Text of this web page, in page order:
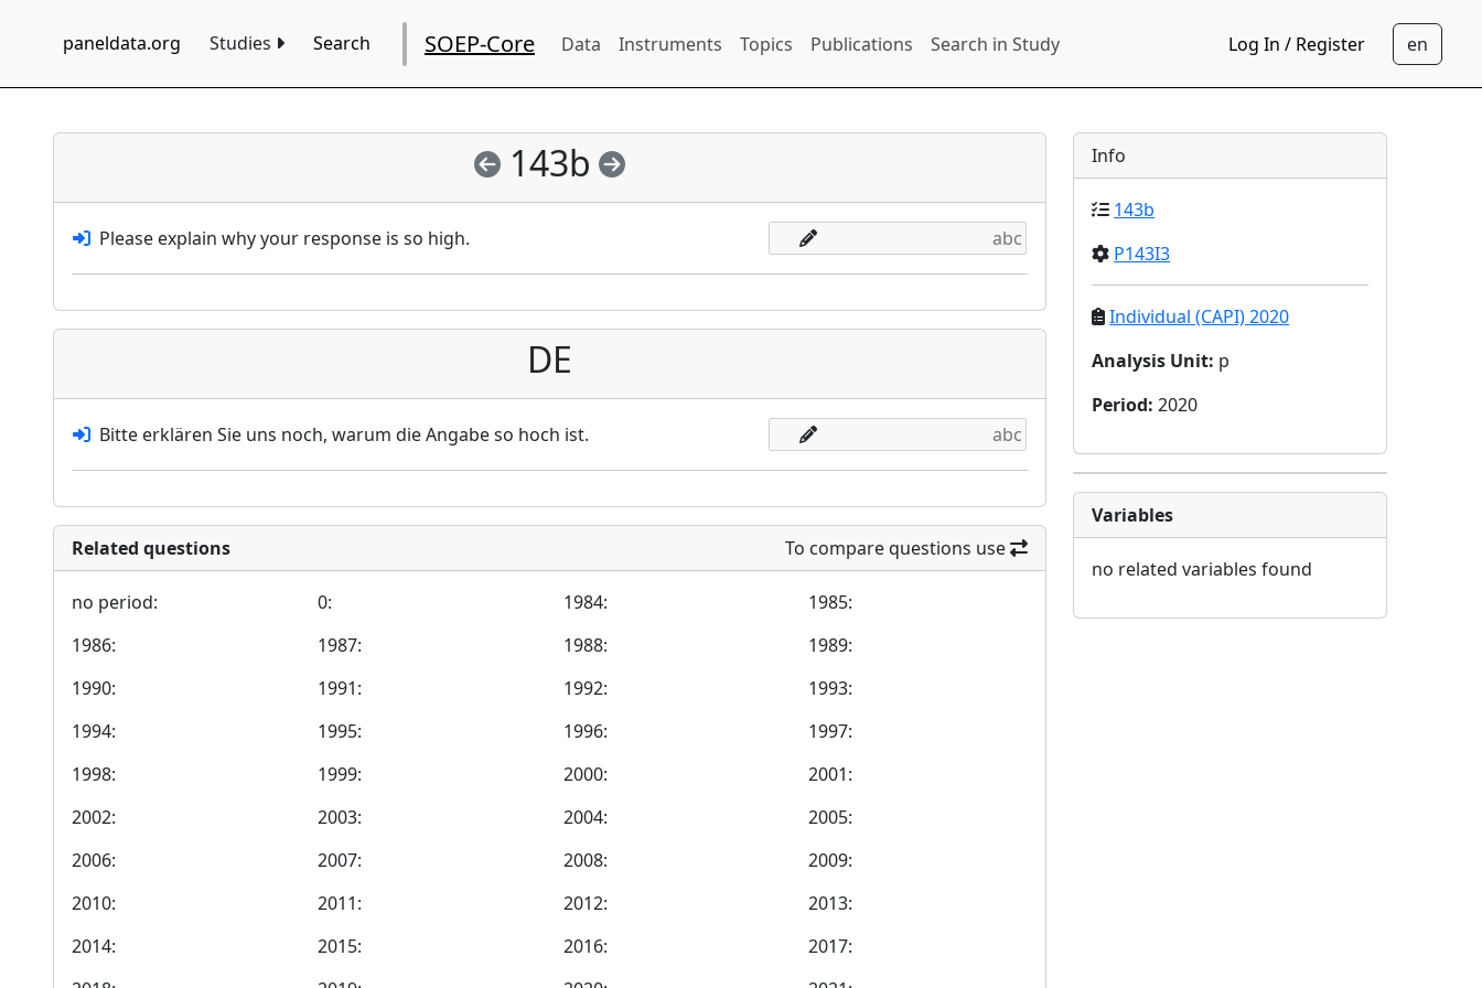
paneldata.org Studies Search SOEP-Core Data Instruments Topics Publications Search in Study Log In / Register
143b
Please explain why your response is so high.
DE
Bitte erklären Sie uns noch, warum die Angabe so hoch ist.
Related questions To compare questions use
no period: 0: 1984:
1985:
1986:
1987: 1988:
1989:
1990:
1991: 1992:
1993:
1994:
1995: 1996:
1997:
1998:
1999: 2000:
2001:
2002:
2003: 2004:
2005:
2006:
2007: 2008:
2009:
2010:
2011: 2012:
2013:
2014:
2015: 2016:
2017:
Info
143b
P143I3
Individual (CAPI) 2020
Analysis Unit: p
Period:2020
Variables
no related variables found